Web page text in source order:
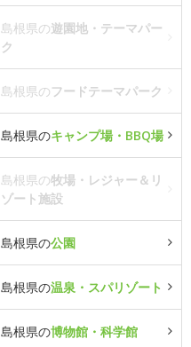
島根県の遊園地・テーマパー
ク
島根県のフードテーマパーク
島根県のキャンプ場・BBQ場
島根県の牧場・レジャー＆リ
ゾート施設
島根県の公園
島根県の温泉・スパリゾート
島根県の博物館・科学館